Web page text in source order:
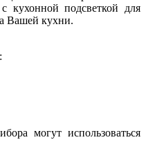
кухонной подсветкой для
Вашей кухни.
могут использоваться